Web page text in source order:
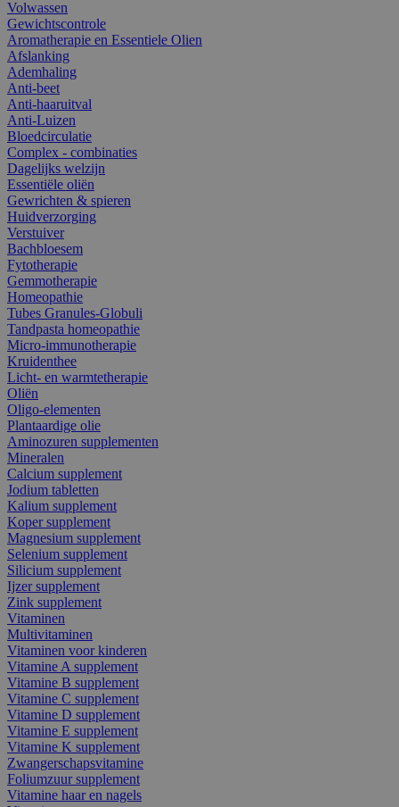
Volwassen
Gewichtscontrole
Aromatherapie en Essentiele Olien
Afslanking
Ademhaling
Anti-beet
Anti-haaruitval
Anti-Luizen
Bloedcirculatie
Complex - combinaties
Dagelijks welzijn
Essentiële oliën
Gewrichten & spieren
Huidverzorging
Verstuiver
Bachbloesem
Fytotherapie
Gemmotherapie
Homeopathie
Tubes Granules-Globuli
Tandpasta homeopathie
Micro-immunotherapie
Kruidenthee
Licht- en warmtetherapie
Oliën
Oligo-elementen
Plantaardige olie
Aminozuren supplementen
Mineralen
Calcium supplement
Jodium tabletten
Kalium supplement
Koper supplement
Magnesium supplement
Selenium supplement
Silicium supplement
Ijzer supplement
Zink supplement
Vitaminen
Multivitaminen
Vitaminen voor kinderen
Vitamine A supplement
Vitamine B supplement
Vitamine C supplement
Vitamine D supplement
Vitamine E supplement
Vitamine K supplement
Zwangerschapsvitamine
Foliumzuur supplement
Vitamine haar en nagels